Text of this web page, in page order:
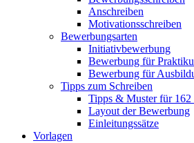
Anschreiben
Motivationsschreiben
Bewerbungsarten
Initiativbewerbung
Bewerbung für
Bewerbung für
Tipps zum Schreiben
Tipps & Muster für 162
Layout der Bewerbung
Einleitungssätze
Vorlagen